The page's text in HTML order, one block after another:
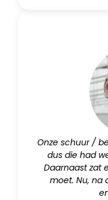
Onze schuur /
dus die had
Daarnaast zat
moet. Nu, na